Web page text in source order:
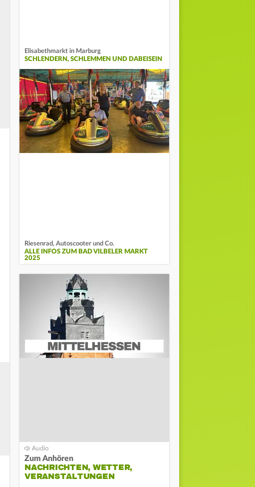
Elisabethmarkt in Marburg
SCHLENDERN, SCHLEMMEN UND DABEISEIN
Riesenrad, Autoscooter und Co.
ALLE INFOS ZUM BAD VILBELER MARKT
2025
Zum Anhören
NACHRICHTEN, WETTER,
VERANSTALTUNGEN